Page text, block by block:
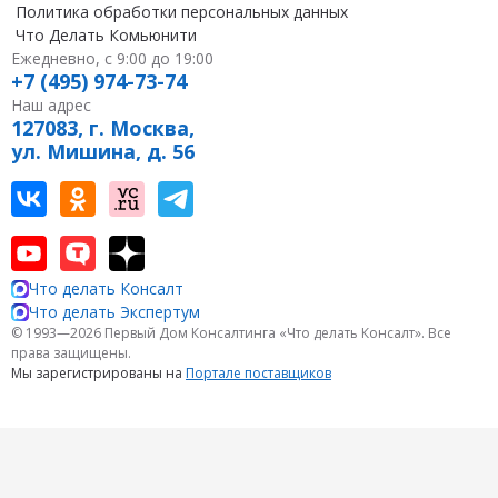
Политика обработки персональных данных
Что Делать Комьюнити
Ежедневно, с 9:00 до 19:00
+7 (495) 974-73-74
Наш адрес
127083, г. Москва,
ул. Мишина, д. 56
Наш канал в Вконтакте
Наш канал на youtube
Наша группа в однокласниках
Наш канал в tenchat
Наш канал на vc
Наш профиль на дзен
Наш канал в Telegram
Что делать Консалт
Что делать Экспертум
© 1993—2026 Первый Дом Консалтинга «Что делать Консалт». Все
права защищены.
Мы зарегистрированы на Портале поставщиков